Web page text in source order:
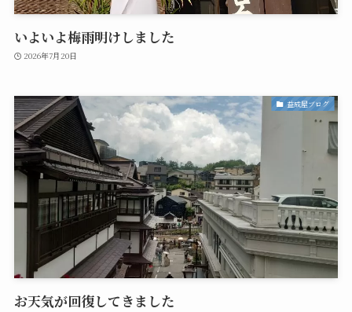
いよいよ梅雨明けしました
2026年7月20日
益成屋ブログ
お天気が回復してきました